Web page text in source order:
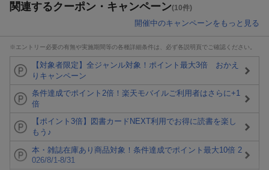
関連するクーポン・キャンペーン(10件)
開催中のキャンペーンをもっと見る
※エントリー必要の有無や実施期間等の各種詳細条件は、必ず各説明頁でご確認ください。
【対象者限定】全ジャンル対象！ポイント最大3倍 おかえ
りキャンペーン
条件達成でポイント2倍！楽天モバイルご利用者はさらに+1
倍
【ポイント3倍】図書カードNEXT利用でお得に読書を楽し
もう♪
本・雑誌在庫あり商品対象！条件達成でポイント最大10倍 2
026/8/1-8/31